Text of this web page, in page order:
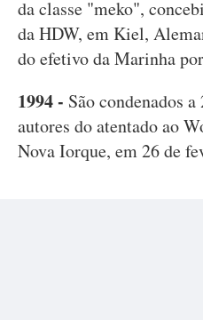
da classe "meko",
da HDW, em Kiel,
do efetivo da Marinha
1994 - São condenados
autores do atentado ao
Nova Iorque, em 26 de